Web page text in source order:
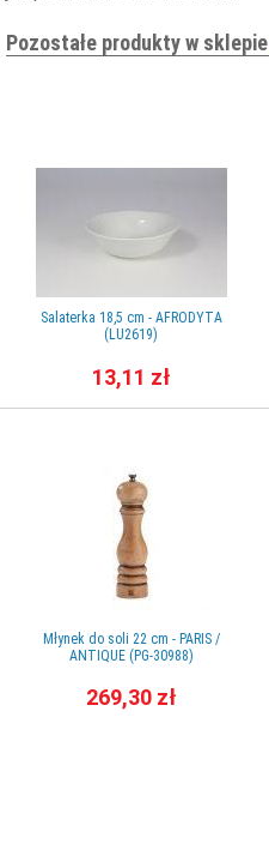
Pozostałe produkty w sklepie
Salaterka 18,5 cm - AFRODYTA
(LU2619)
13,11 zł
Młynek do soli 22 cm - PARIS /
ANTIQUE (PG-30988)
269,30 zł